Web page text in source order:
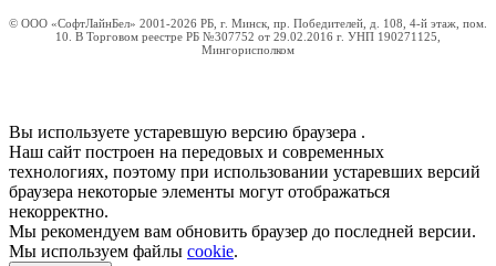
© ООО «СофтЛайнБел» 2001-2026 РБ, г. Минск, пр. Победителей, д. 108, 4-й этаж, пом.
10. В Торговом реестре РБ №307752 от 29.02.2016 г. УНП 190271125,
Мингорисполком
Вы используете устаревшую версию браузера .
Наш сайт построен на передовых и современных
технологиях, поэтому при использовании устаревших версий
браузера некоторые элементы могут отображаться
некорректно.
Мы рекомендуем вам обновить браузер до последней версии.
Мы используем файлы cookie.